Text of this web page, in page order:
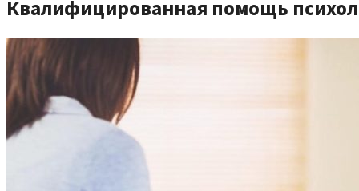
Квалифицированная помощь